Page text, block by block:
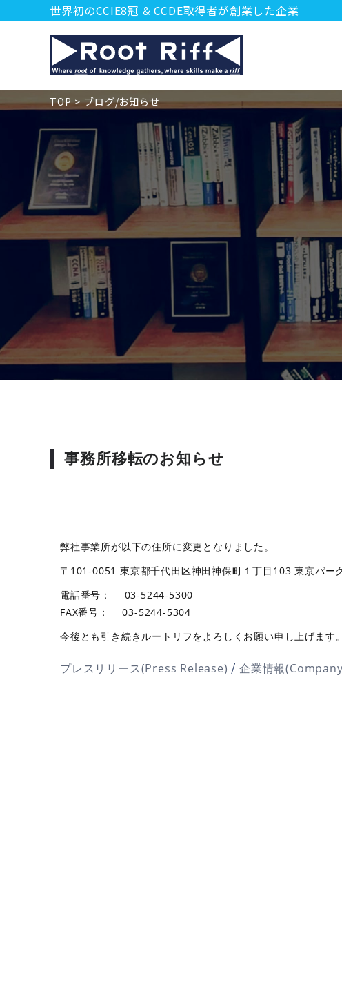
世界初のCCIE8冠 & CCDE取得者が創業した企業
TOP ブログ/お知らせ
事務所移転のお知らせ
弊社事業所が以下の住所に変更となりました。
〒101-0051 東京都千代田区神田神保町１丁目103 東京パー
電話番号： 03-5244-5300
FAX番号： 03-5244-5304
今後とも引き続きルートリフをよろしくお願い申し上げます。
プレスリリース(Press Release) /企業情報